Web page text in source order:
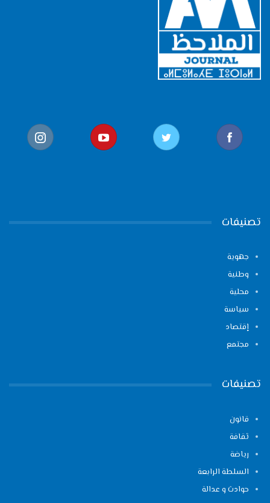
تصنيفات
جهوية
وطنية
محلية
سياسة
إقتصاد
مجتمع
تصنيفات
قانون
ثقافة
رياضة
السلطة الرابعة
حوادث و عدالة